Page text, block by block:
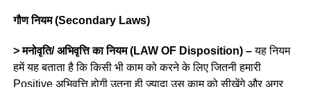
गौण नियम (Secondary Laws)
> मनोवृति/ अभिवृत्ति का नियम (LAW OF Disposition) –यह नियम
हमें यह बताता है कि किसी भी काम को करने के लिए जितनी हमारी
Positive अभिवृत्ति होगी उतना ही ज्यादा उस काम को सीखेंगे और अगर